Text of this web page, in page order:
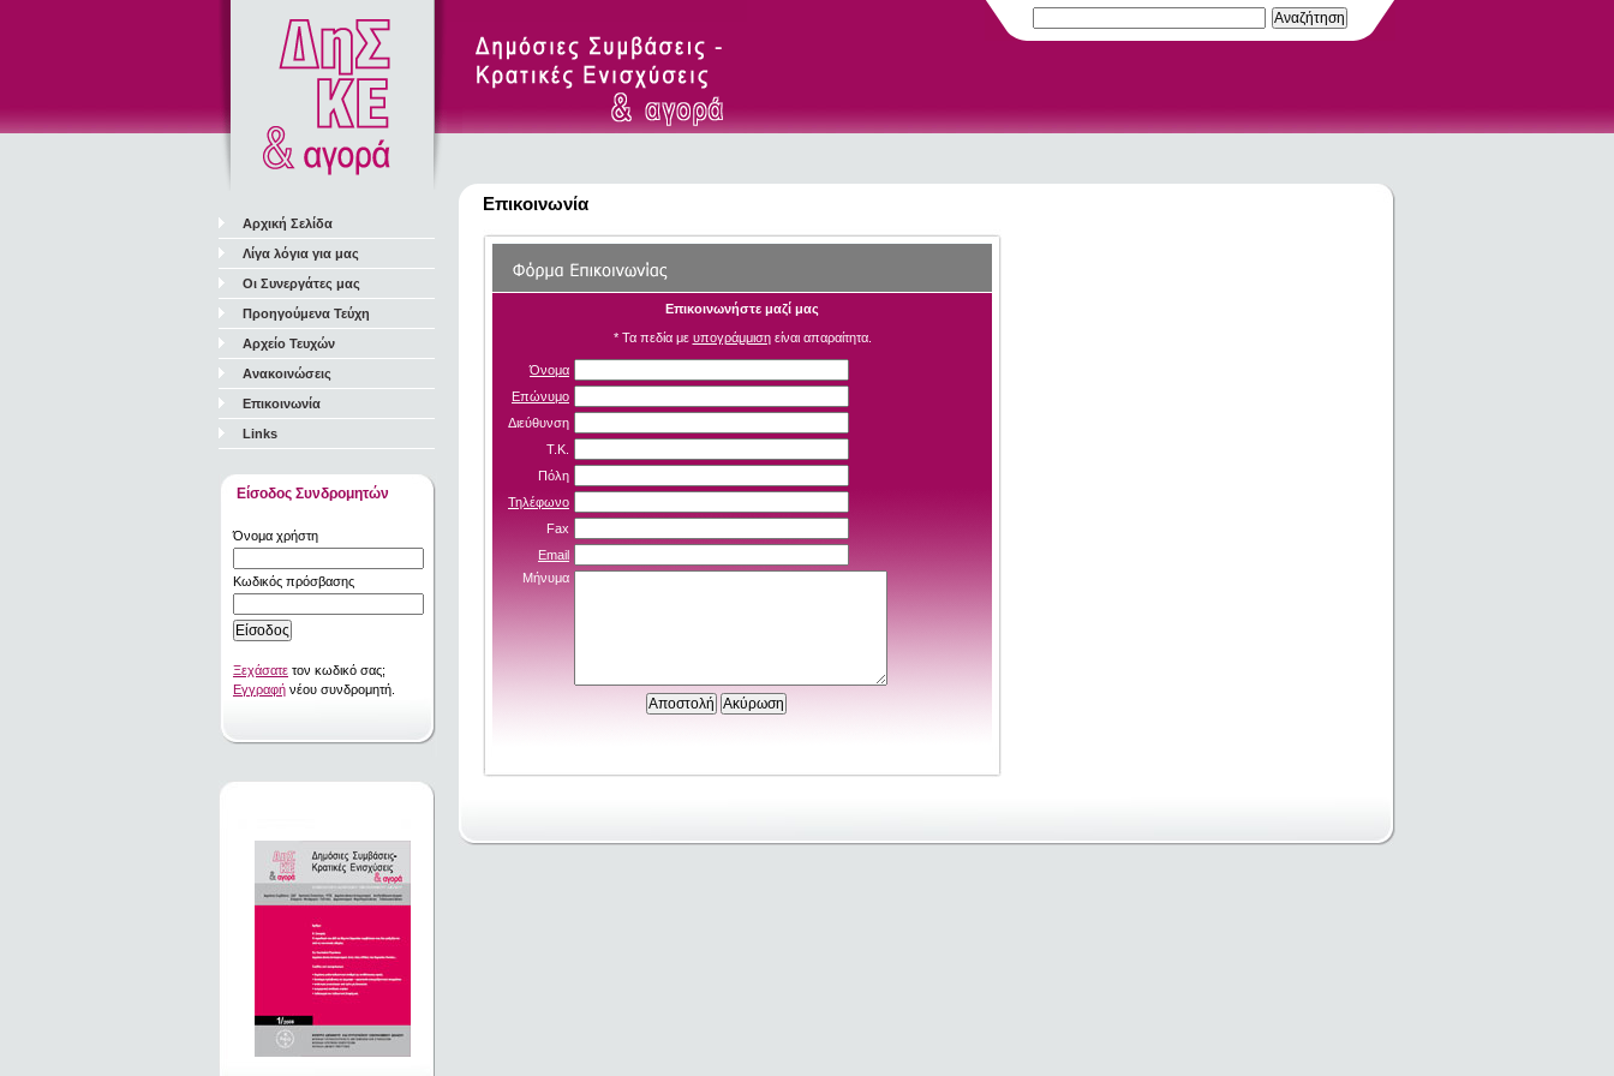
Αρχική Σελίδα
Λίγα λόγια για μας
Οι Συνεργάτες μας
Προηγούμενα Τεύχη
Αρχείο Τευχών
Ανακοινώσεις
Επικοινωνία
Links
Είσοδος Συνδρομητών
Όνομα χρήστη
Κωδικός πρόσβασης
Ξεχάσατε τον κωδικό σας;
Εγγραφή νέου συνδρομητή.
Επικοινωνία
Επικοινωνήστε μαζί μας
* Τα πεδία με υπογράμμισηείναι απαραίτητα.
Όνομα
Επώνυμο
Διεύθυνση
Τ.Κ.
Πόλη
Τηλέφωνο
Fax
Email
Μήνυμα